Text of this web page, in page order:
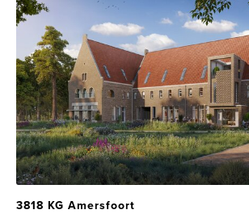
3818 KG Amersfoort